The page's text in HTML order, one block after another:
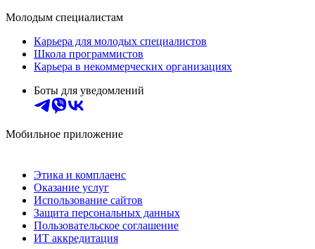
Молодым специалистам
Карьера для молодых специалистов
Школа программистов
Карьера в некоммерческих организациях
Боты для уведомлений
Мобильное приложение
Этика и комплаенс
Оказание услуг
Использование сайтов
Защита персональных данных
Пользовательское соглашение
ИТ аккредитация